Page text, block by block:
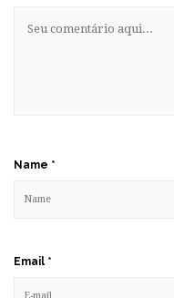
Name *
Email *